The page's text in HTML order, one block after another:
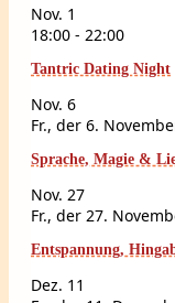
Nov. 1
18:00 - 22:00
Tantric Dating Night
Nov. 6
Fr., der 6.
Sprache, Magie &
Nov. 27
Fr., der 27.
Entspannung,
Dez. 11